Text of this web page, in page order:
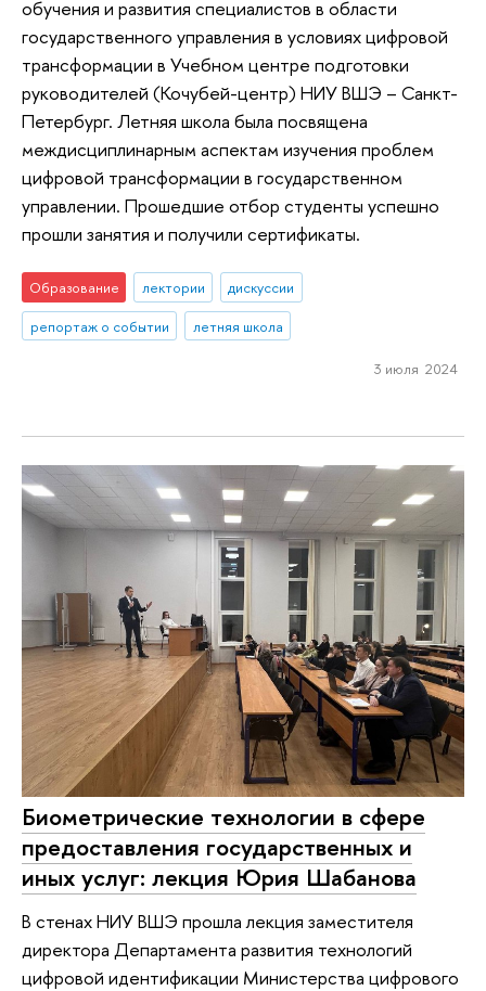
обучения и развития специалистов в области
государственного управления в условиях цифровой
трансформации в Учебном центре подготовки
руководителей (Кочубей-центр) НИУ ВШЭ – Санкт-
Петербург. Летняя школа была посвящена
междисциплинарным аспектам изучения проблем
цифровой трансформации в государственном
управлении. Прошедшие отбор студенты успешно
прошли занятия и получили сертификаты.
Образование лектории
дискуссии
репортаж о событии
летняя школа
3 июля 2024
Биометрические технологии в сфере
предоставления государственных и
иных услуг: лекция Юрия Шабанова
В стенах НИУ ВШЭ прошла лекция заместителя
директора Департамента развития технологий
цифровой идентификации Министерства цифрового